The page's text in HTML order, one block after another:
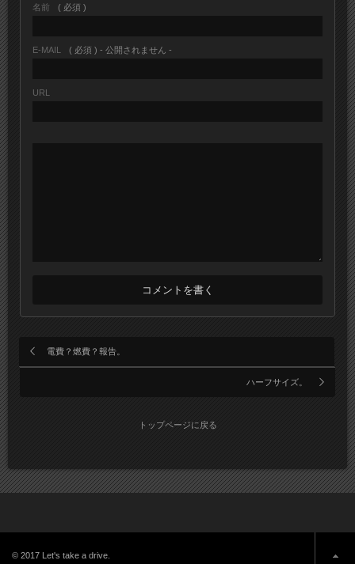
名前 ( 必須 )
E-MAIL ( 必須 ) - 公開されません -
URL
電費？燃費？報告。
ハーフサイズ。
トップページに戻る
© 2017 Let's take a drive.